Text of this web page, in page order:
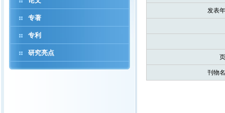
专著
专利
研究亮点
发表
刊物